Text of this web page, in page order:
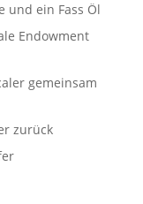
und ein Fass Öl
Endowment
gemeinsam
zurück